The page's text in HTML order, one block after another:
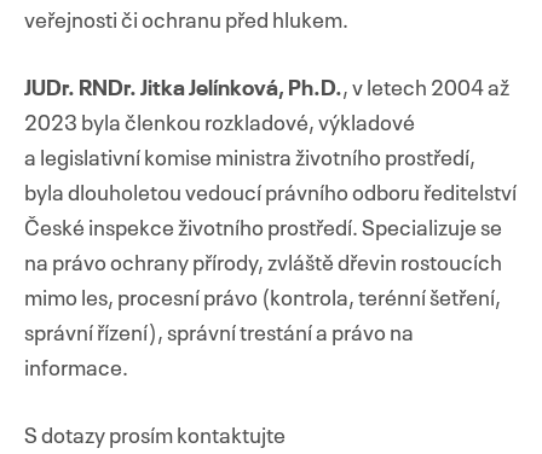
veřejnosti či ochranu před hlukem.
JUDr. RNDr. Jitka Jelínková, Ph.D., v letech 2004 až
2023 byla členkou rozkladové, výkladové
a legislativní komise ministra životního prostředí,
byla dlouholetou vedoucí právního odboru ředitelství
České inspekce životního prostředí. Specializuje se
na právo ochrany přírody, zvláště dřevin rostoucích
mimo les, procesní právo (kontrola, terénní šetření,
správní řízení), správní trestání a právo na
informace.
S dotazy prosím kontaktujte